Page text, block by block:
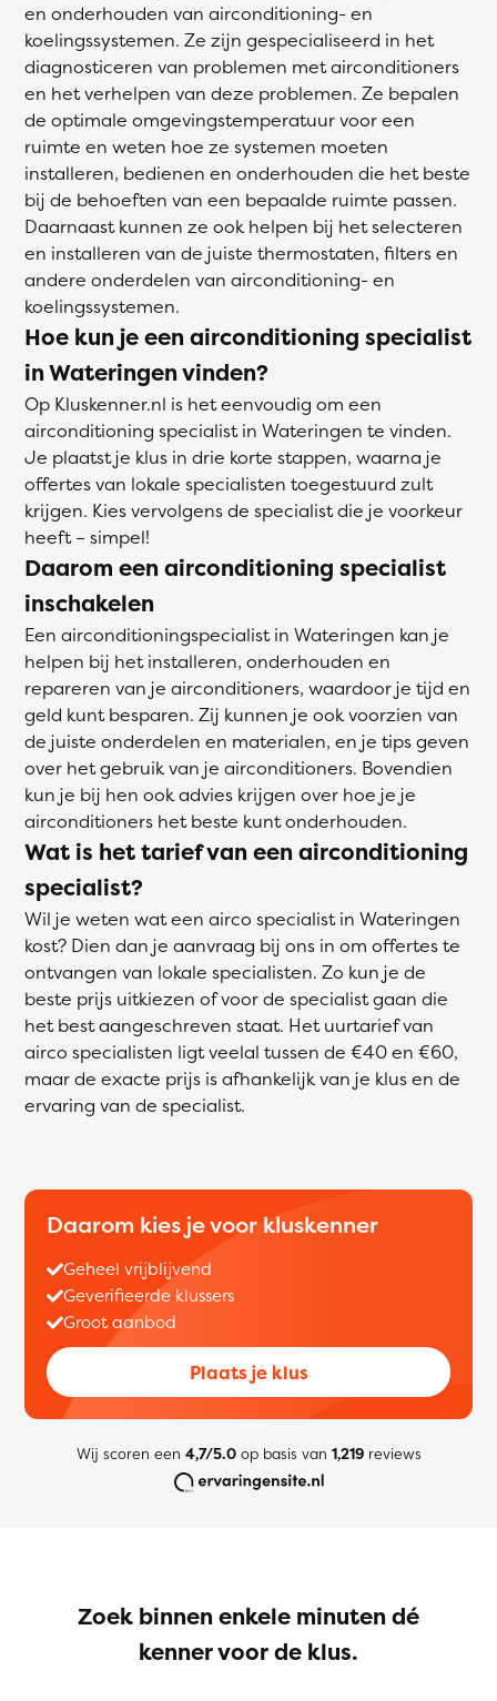
en onderhouden van airconditioning- en
koelingssystemen. Ze zijn gespecialiseerd in het
diagnosticeren van problemen met airconditioners
en het verhelpen van deze problemen. Ze bepalen
de optimale omgevingstemperatuur voor een
ruimte en weten hoe ze systemen moeten
installeren, bedienen en onderhouden die het beste
bij de behoeften van een bepaalde ruimte passen.
Daarnaast kunnen ze ook helpen bij het selecteren
en installeren van de juiste thermostaten, filters en
andere onderdelen van airconditioning- en
koelingssystemen.
Hoe kun je een airconditioning specialist
in Wateringen vinden?
Op Kluskenner.nl is het eenvoudig om een
airconditioning specialist in Wateringen te vinden.
Je plaatst je klus in drie korte stappen, waarna je
offertes van lokale specialisten toegestuurd zult
krijgen. Kies vervolgens de specialist die je voorkeur
heeft – simpel!
Daarom een airconditioning specialist
inschakelen
Een airconditioningspecialist in Wateringen kan je
helpen bij het installeren, onderhouden en
repareren van je airconditioners, waardoor je tijd en
geld kunt besparen. Zij kunnen je ook voorzien van
de juiste onderdelen en materialen, en je tips geven
over het gebruik van je airconditioners. Bovendien
kun je bij hen ook advies krijgen over hoe je je
airconditioners het beste kunt onderhouden.
Wat is het tarief van een airconditioning
specialist?
Wil je weten wat een airco specialist in Wateringen
kost? Dien dan je aanvraag bij ons in om offertes te
ontvangen van lokale specialisten. Zo kun je de
beste prijs uitkiezen of voor de specialist gaan die
het best aangeschreven staat. Het uurtarief van
airco specialisten ligt veelal tussen de €40 en €60,
maar de exacte prijs is afhankelijk van je klus en de
ervaring van de specialist.
Daarom kies je voor kluskenner
Geheel vrijblijvend
Geverifieerde klussers
Groot aanbod
Plaats je klus
Wij scoren een 4,7/5.0op basis van 1,219reviews
Zoek binnen enkele minuten dé
kenner voor de klus.